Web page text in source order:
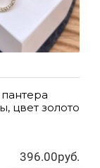
цвет золото
396.00руб.